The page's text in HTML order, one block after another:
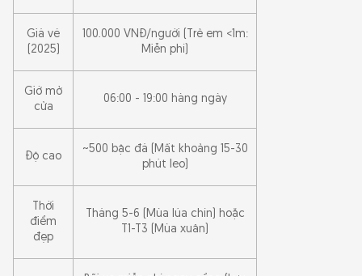
Gợi ý các điểm tham quan gần Hang Múa - Ninh
Bình
Câu hỏi thường gặp (FAQ)
Giá vé
(2025)
100.000 VNĐ/người (Trẻ em <1m:
Miễn phí)
Giờ mở
cửa
06:00 - 19:00 hàng ngày
Độ cao
~500 bậc đá (Mất khoảng 15-30
phút leo)
Thời
điểm
đẹp
Tháng 5-6 (Mùa lúa chín) hoặc
T1-T3 (Mùa xuân)